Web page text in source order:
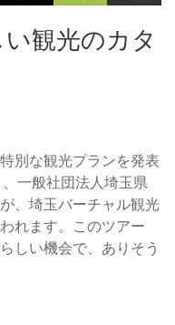
観光のカタ
別な観光プランを発表
一般社団法人埼玉県
、埼玉バーチャル観光
れます。このツアー
しい機会で、ありそう